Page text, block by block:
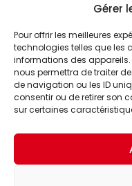
Gérer
Pour offrir les meilleures
technologies telles que les
informations des
nous permettra de traiter
de navigation ou les ID
consentir ou de retirer son
sur certaines
© 2026 Nipponzilla.